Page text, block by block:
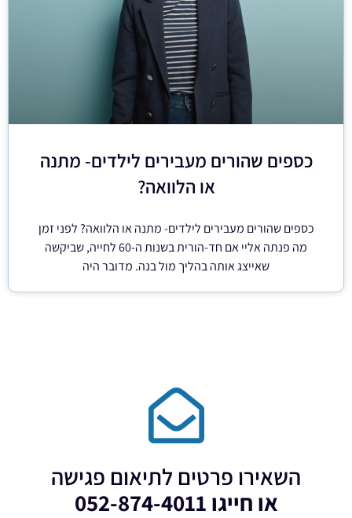
כספים שהורים מעבירים לילדים- מתנה
או הלוואה?
כספים שהורים מעבירים לילדים- מתנה או הלוואה? לפני זמן
מה פנתה אליי אם חד-הורית בשנות ה-60 לחייה, שביקשה
שאייצג אותה בהליך מול בנה. מדובר היה
השאירו פרטים לתיאום פגישה
או חייגו 052-874-4011